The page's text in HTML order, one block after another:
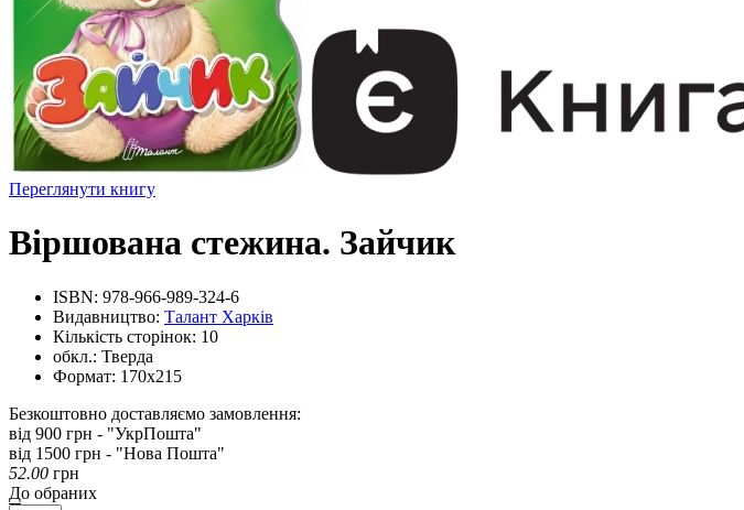
Переглянути книгу
Віршована стежина. Зайчик
ISBN: 978-966-989-324-6
Видавництво: Талант Харків
Кількість сторінок: 10
обкл.: Тверда
Формат: 170х215
Безкоштовно доставляємо замовлення:
від 900 грн - "УкрПошта"
від 1500 грн - "Нова Пошта"
52.00 грн
До обраних